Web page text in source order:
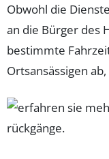
Obwohl die
an die Bürger des
bestimmte
Ortsansässigen